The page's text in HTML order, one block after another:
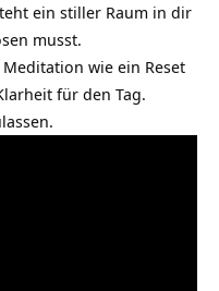
ein stiller Raum in dir
musst.
wie ein Reset
für den Tag.